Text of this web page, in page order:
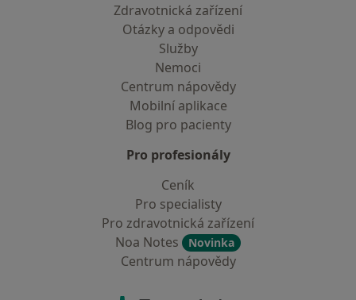
Zdravotnická zařízení
Otázky a odpovědi
Služby
Nemoci
Centrum nápovědy
Mobilní aplikace
Blog pro pacienty
Pro profesionály
Ceník
Pro specialisty
Pro zdravotnická zařízení
Noa Notes
Novinka
Centrum nápovědy